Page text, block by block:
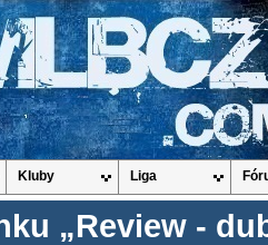
Kluby Liga
„Review -